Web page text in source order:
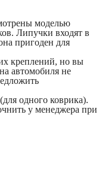
моделью
Липучки входят в
пригоден для
креплений, но вы
автомобиля не
одного коврика).
у менеджера при